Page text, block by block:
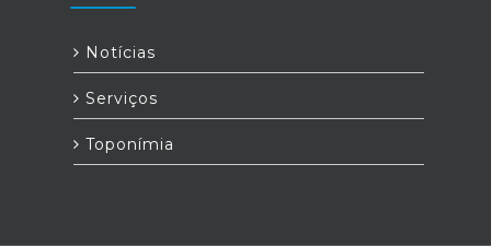
Notícias
Serviços
Toponímia